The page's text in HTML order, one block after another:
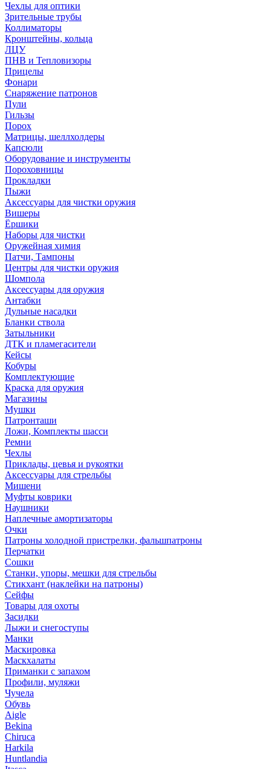
Чехлы для оптики
Зрительные трубы
Коллиматоры
Кронштейны, кольца
ЛЦУ
ПНВ и Тепловизоры
Прицелы
Фонари
Снаряжение патронов
Пули
Гильзы
Порох
Матрицы, шеллхолдеры
Капсюли
Оборудование и инструменты
Пороховницы
Прокладки
Пыжи
Аксессуары для чистки оружия
Вишеры
Ёршики
Наборы для чистки
Оружейная химия
Патчи, Тампоны
Центры для чистки оружия
Шомпола
Аксессуары для оружия
Антабки
Дульные насадки
Бланки ствола
Затыльники
ДТК и пламегасители
Кейсы
Кобуры
Комплектующие
Краска для оружия
Магазины
Мушки
Патронташи
Ложи, Комплекты шасси
Ремни
Чехлы
Приклады, цевья и рукоятки
Аксессуары для стрельбы
Мишени
Муфты коврики
Наушники
Наплечные амортизаторы
Очки
Патроны холодной пристрелки, фальшпатроны
Перчатки
Сошки
Станки, упоры, мешки для стрельбы
Стикхант (наклейки на патроны)
Сейфы
Товары для охоты
Засидки
Лыжи и снегоступы
Манки
Маскировка
Маскхалаты
Приманки с запахом
Профили, муляжи
Чучела
Обувь
Aigle
Bekina
Chiruсa
Harkila
Huntlandia